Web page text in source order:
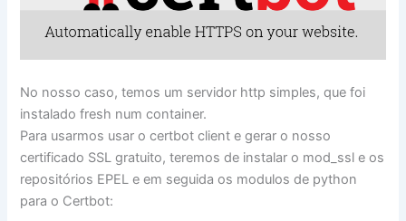
No nosso caso, temos um servidor http simples, que foi
instalado fresh num container.
Para usarmos usar o certbot client e gerar o nosso
certificado SSL gratuito, teremos de instalar o mod_ssl e os
repositórios EPEL e em seguida os modulos de python
para o Certbot: